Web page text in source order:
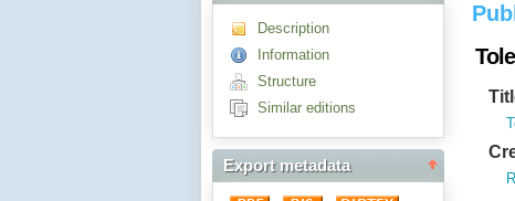
Description
Information
Structure
Similar editions
Export metadata